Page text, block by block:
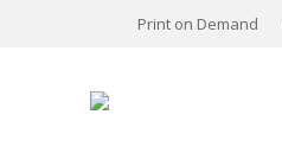
Print on Demand